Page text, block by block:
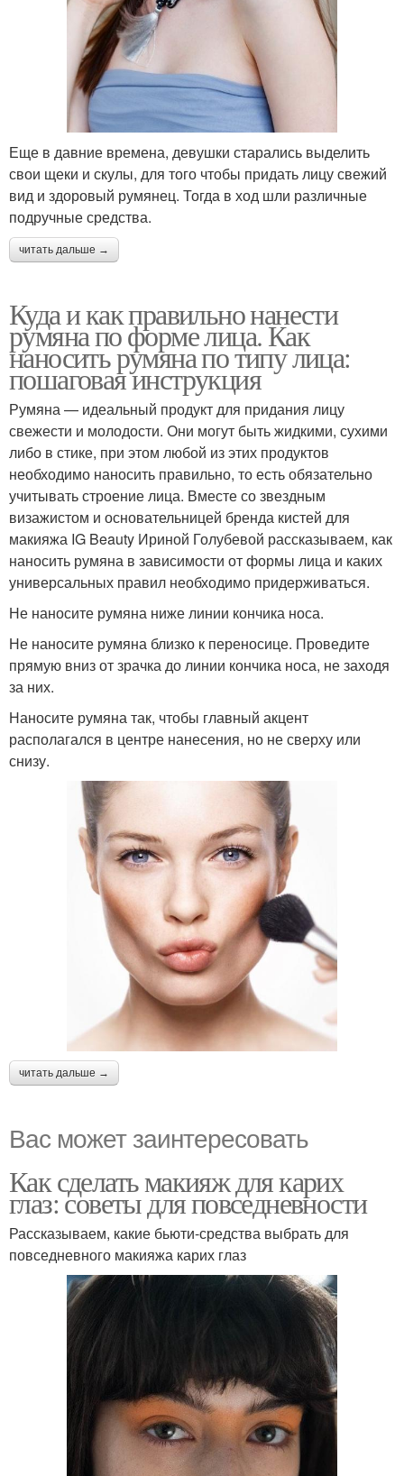
Еще в давние времена, девушки старались выделить
свои щеки и скулы, для того чтобы придать лицу свежий
вид и здоровый румянец. Тогда в ход шли различные
подручные средства.
читать дальше →
Куда и как правильно нанести
румяна по форме лица. Как
наносить румяна по типу лица:
пошаговая инструкция
Румяна — идеальный продукт для придания лицу
свежести и молодости. Они могут быть жидкими, сухими
либо в стике, при этом любой из этих продуктов
необходимо наносить правильно, то есть обязательно
учитывать строение лица. Вместе со звездным
визажистом и основательницей бренда кистей для
макияжа IG Beauty Ириной Голубевой рассказываем, как
наносить румяна в зависимости от формы лица и каких
универсальных правил необходимо придерживаться.
Не наносите румяна ниже линии кончика носа.
Не наносите румяна близко к переносице. Проведите
прямую вниз от зрачка до линии кончика носа, не заходя
за них.
Наносите румяна так, чтобы главный акцент
располагался в центре нанесения, но не сверху или
снизу.
читать дальше →
Вас может заинтересовать
Как сделать макияж для карих
глаз: советы для повседневности
Рассказываем, какие бьюти-средства выбрать для
повседневного макияжа карих глаз